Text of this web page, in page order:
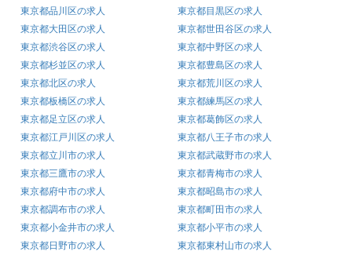
東京都品川区の求人
東京都目黒区の求人
東京都大田区の求人
東京都世田谷区の求人
東京都渋谷区の求人
東京都中野区の求人
東京都杉並区の求人
東京都豊島区の求人
東京都北区の求人
東京都荒川区の求人
東京都板橋区の求人
東京都練馬区の求人
東京都足立区の求人
東京都葛飾区の求人
東京都江戸川区の求人
東京都八王子市の求人
東京都立川市の求人
東京都武蔵野市の求人
東京都三鷹市の求人
東京都青梅市の求人
東京都府中市の求人
東京都昭島市の求人
東京都調布市の求人
東京都町田市の求人
東京都小金井市の求人
東京都小平市の求人
東京都日野市の求人
東京都東村山市の求人